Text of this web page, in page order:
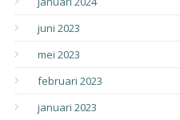
juni 2023
mei 2023
februari 2023
januari 2023